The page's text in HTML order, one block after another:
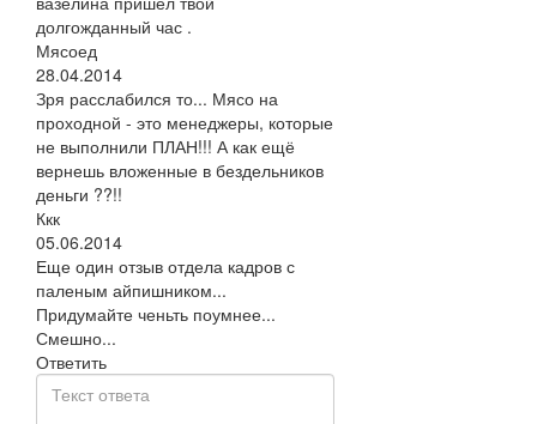
долгожданный час .
Мясоед
28.04.2014
Зря расслабился то... Мясо на
проходной - это менеджеры, которые
не выполнили ПЛАН!!! А как ещё
вернешь вложенные в бездельников
деньги ??!!
Ккк
05.06.2014
Еще один отзыв отдела кадров с
паленым айпишником...
Придумайте ченьть поумнее...
Смешно...
Ответить